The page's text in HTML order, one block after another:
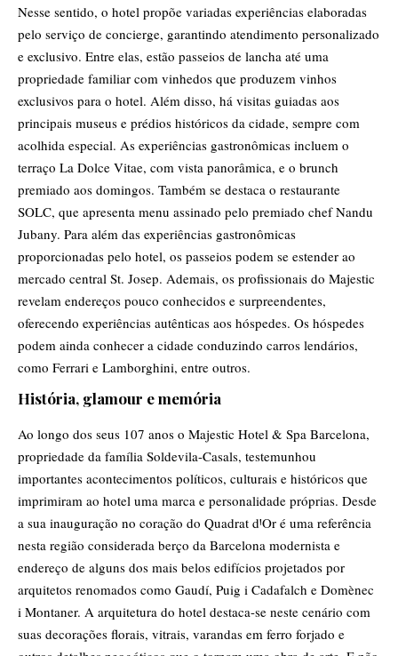
Nesse sentido, o hotel propõe variadas experiências elaboradas
pelo serviço de concierge, garantindo atendimento personalizado
e exclusivo. Entre elas, estão passeios de lancha até uma
propriedade familiar com vinhedos que produzem vinhos
exclusivos para o hotel. Além disso, há visitas guiadas aos
principais museus e prédios históricos da cidade, sempre com
acolhida especial. As experiências gastronômicas incluem o
terraço La Dolce Vitae, com vista panorâmica, e o brunch
premiado aos domingos. Também se destaca o restaurante
SOLC, que apresenta menu assinado pelo premiado chef Nandu
Jubany. Para além das experiências gastronômicas
proporcionadas pelo hotel, os passeios podem se estender ao
mercado central St. Josep. Ademais, os profissionais do Majestic
revelam endereços pouco conhecidos e surpreendentes,
oferecendo experiências autênticas aos hóspedes. Os hóspedes
podem ainda conhecer a cidade conduzindo carros lendários,
como Ferrari e Lamborghini, entre outros.
História, glamour e memória
Ao longo dos seus 107 anos o Majestic Hotel & Spa Barcelona,
propriedade da família Soldevila-Casals, testemunhou
importantes acontecimentos políticos, culturais e históricos que
imprimiram ao hotel uma marca e personalidade próprias. Desde
a sua inauguração no coração do Quadrat dꞋOr é uma referência
nesta região considerada berço da Barcelona modernista e
endereço de alguns dos mais belos edifícios projetados por
arquitetos renomados como Gaudí, Puig i Cadafalch e Domènec
i Montaner. A arquitetura do hotel destaca-se neste cenário com
suas decorações florais, vitrais, varandas em ferro forjado e